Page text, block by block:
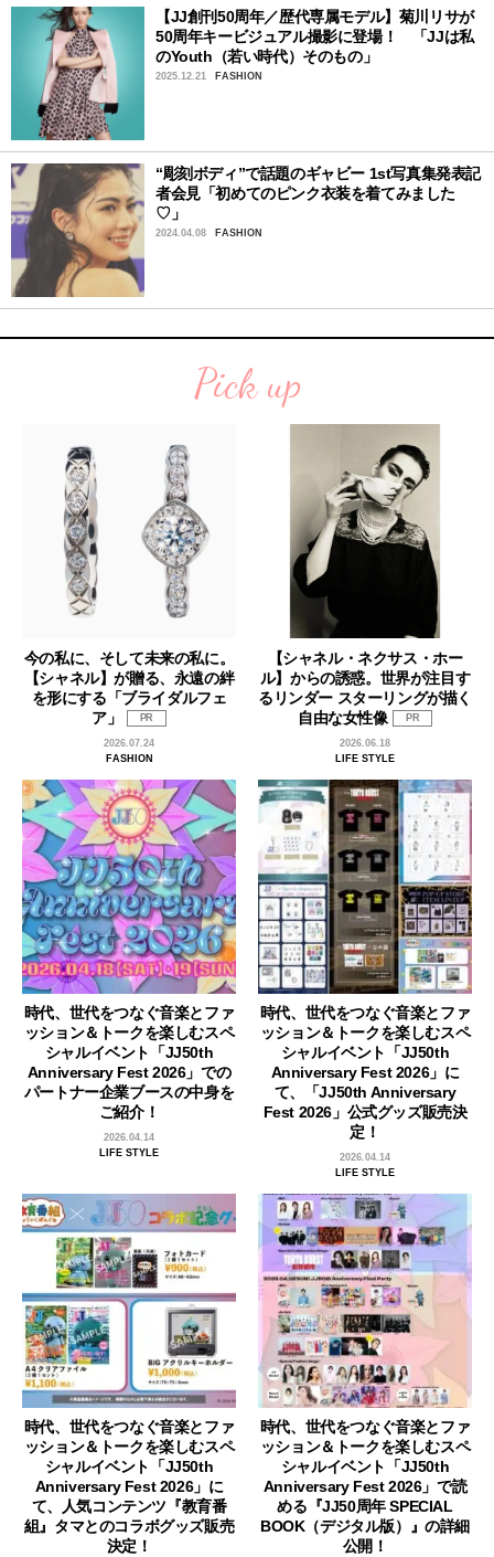
【JJ創刊50周年／歴代専属モデル】菊川リサが
50周年キービジュアル撮影に登場！ 「JJは私
のYouth（若い時代）そのもの」
2025.12.21 FASHION
“彫刻ボディ”で話題のギャビー 1st写真集発表記
者会見「初めてのピンク衣装を着てみました
♡」
2024.04.08 FASHION
Pick up
今の私に、そして未来の私に。
【シャネル】が贈る、永遠の絆
を形にする「ブライダルフェ
ア」
PR
2026.07.24
FASHION
【シャネル・ネクサス・ホー
ル】からの誘惑。世界が注目す
るリンダー スターリングが描く
自由な女性像
PR
2026.06.18
LIFE STYLE
時代、世代をつなぐ音楽とファ
ッション＆トークを楽しむスペ
シャルイベント「JJ50th
Anniversary Fest 2026」での
パートナー企業ブースの中身を
ご紹介！
2026.04.14
LIFE STYLE
時代、世代をつなぐ音楽とファ
ッション＆トークを楽しむスペ
シャルイベント「JJ50th
Anniversary Fest 2026」に
て、「JJ50th Anniversary
Fest 2026」公式グッズ販売決
定！
2026.04.14
LIFE STYLE
時代、世代をつなぐ音楽とファ
ッション＆トークを楽しむスペ
シャルイベント「JJ50th
Anniversary Fest 2026」に
て、人気コンテンツ『教育番
組』タマとのコラボグッズ販売
決定！
時代、世代をつなぐ音楽とファ
ッション＆トークを楽しむスペ
シャルイベント「JJ50th
Anniversary Fest 2026」で読
める『JJ50周年 SPECIAL
BOOK（デジタル版）』の詳細
公開！